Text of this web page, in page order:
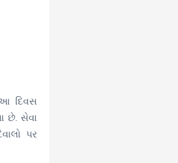
દિવસ
છે. સેવા
પર